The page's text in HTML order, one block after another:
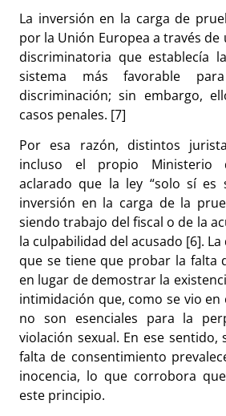
La inversión en la carga de
por la Unión Europea a través de
discriminatoria que establecía
sistema más favorable
discriminación; sin embargo,
casos penales. [7]
Por esa razón, distintos
incluso el propio Ministerio
aclarado que la ley “solo sí es
inversión en la carga de la
siendo trabajo del fiscal o de la
la culpabilidad del acusado [6].
que se tiene que probar la falta
en lugar de demostrar la
intimidación que, como se vio en
no son esenciales para la
violación sexual. En ese sentido,
falta de consentimiento
inocencia, lo que corrobora
este principio.